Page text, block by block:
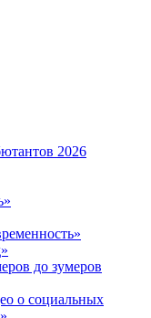
2026
до зумеров
о социальных